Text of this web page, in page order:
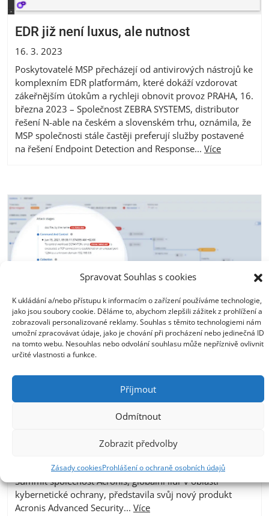
Spravovat Souhlas s cookies
K ukládání a/nebo přístupu k informacím o zařízení používáme technologie,
jako jsou soubory cookie. Děláme to, abychom zlepšili zážitek z prohlížení a
zobrazovali personalizované reklamy. Souhlas s těmito technologiemi nám
umožní zpracovávat údaje, jako je chování při procházení nebo jedinečná ID
na tomto webu. Nesouhlas nebo odvolání souhlasu může nepříznivě ovlivnit
určité vlastnosti a funkce.
Příjmout
Odmítnout
Zobrazit předvolby
Zásady cookiesProhlášení o ochraně osobních údajů
EDR již není luxus, ale nutnost
16. 3. 2023
Poskytovatelé MSP přecházejí od antivirových nástrojů ke
komplexním EDR platformám, které dokáží vzdorovat
zákeřnějším útokům a rychleji obnovit provoz PRAHA, 16.
března 2023 – Společnost ZEBRA SYSTEMS, distributor
řešení N-able na českém a slovenském trhu, oznámila, že
MSP společnosti stále častěji preferují služby postavené
na řešení Endpoint Detection and Response... Více
Acronis uvádí nové, efektivní řešení EDR
pro MSP poskytovatele
Nejnovější verze Acronis Cyber Protect Cloud dále
ochranou dat, aplikací a systémů v rámci jedné
listopadu – U příležitosti konference Acronis CyberFit
Summit společnost Acronis, globální lídr v oblasti
kybernetické ochrany, představila svůj nový produkt
Acronis Advanced Security... Více